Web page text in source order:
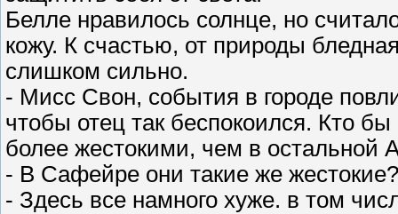
Белле нравилось солнце, но
кожу. К счастью, от природы
слишком сильно.
- Мисс Свон, события в городе
чтобы отец так беспокоился. Кто
более жестокими, чем в остальной
- В Сафейре они такие же
- Здесь все намного хуже. в том